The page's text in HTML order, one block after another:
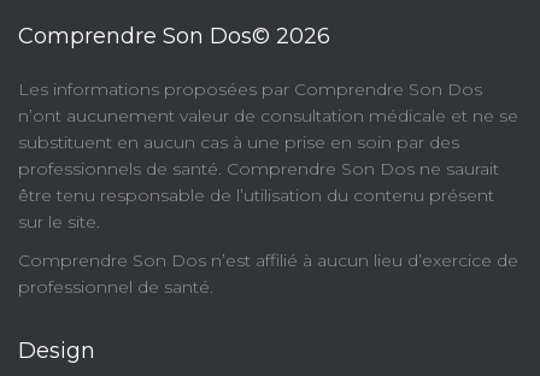
Comprendre Son Dos© 2026
​Les informations proposées par Comprendre Son Dos
n’ont aucunement valeur de consultation médicale et ne se
substituent en aucun cas à une prise en soin par des
professionnels de santé. Comprendre Son Dos ne saurait
être tenu responsable de l’utilisation du contenu présent
sur le site.
Comprendre Son Dos n’est affilié à aucun lieu d’exercice de
professionnel de santé.
Design